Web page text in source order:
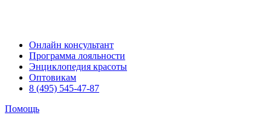
Онлайн консультант
Программа лояльности
Энциклопедия красоты
Оптовикам
8 (495) 545-47-87
Помощь